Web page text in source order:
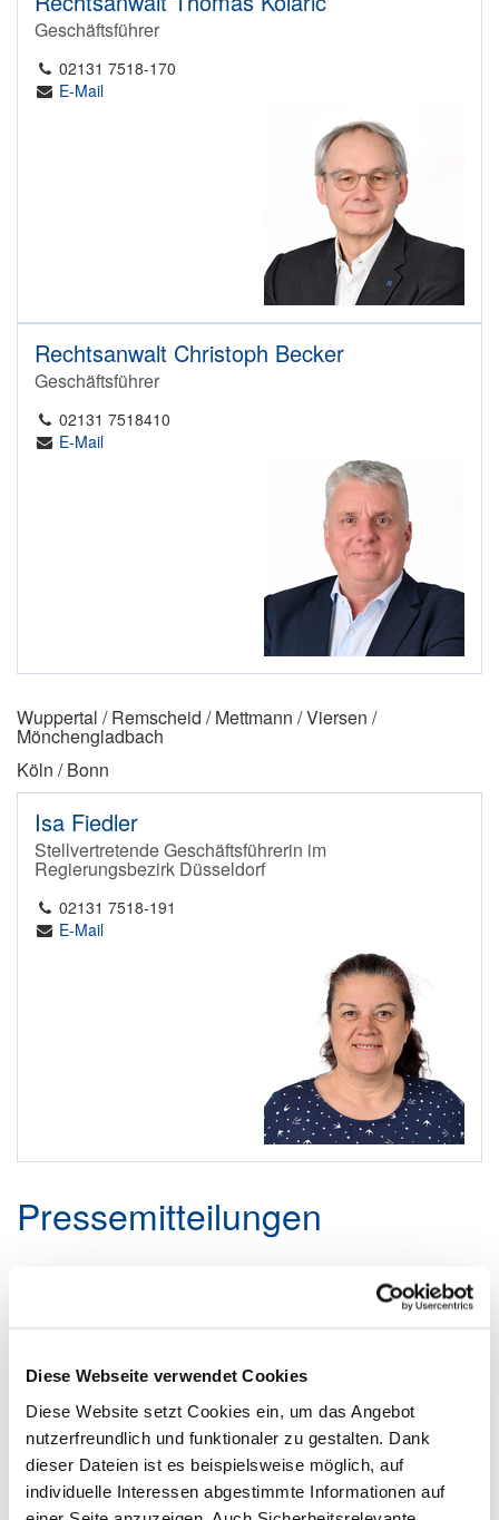
Diese Webseite verwendet Cookies
Diese Website setzt Cookies ein, um das Angebot
nutzerfreundlich und funktionaler zu gestalten. Dank
dieser Dateien ist es beispielsweise möglich, auf
individuelle Interessen abgestimmte Informationen auf
Geschäftsführer
02131 7518-170
E-Mail
Rechtsanwalt Christoph Becker
Geschäftsführer
02131 7518410
E-Mail
Wuppertal / Remscheid / Mettmann / Viersen /
Mönchengladbach
Köln / Bonn
Isa Fiedler
Stellvertretende Geschäftsführerin im
Regierungsbezirk Düsseldorf
02131 7518-191
E-Mail
Pressemitteilungen
Vor der nächsten MPK: DEHOGA fordert
Entfristung der Mehrwertsteuersenkung
Im Interesse der Zukunftssicherung
unserer Branche und der Sicherung
der Arbeitsplätze haben wir in dieser
Woche in einem Schreiben an...
mehr